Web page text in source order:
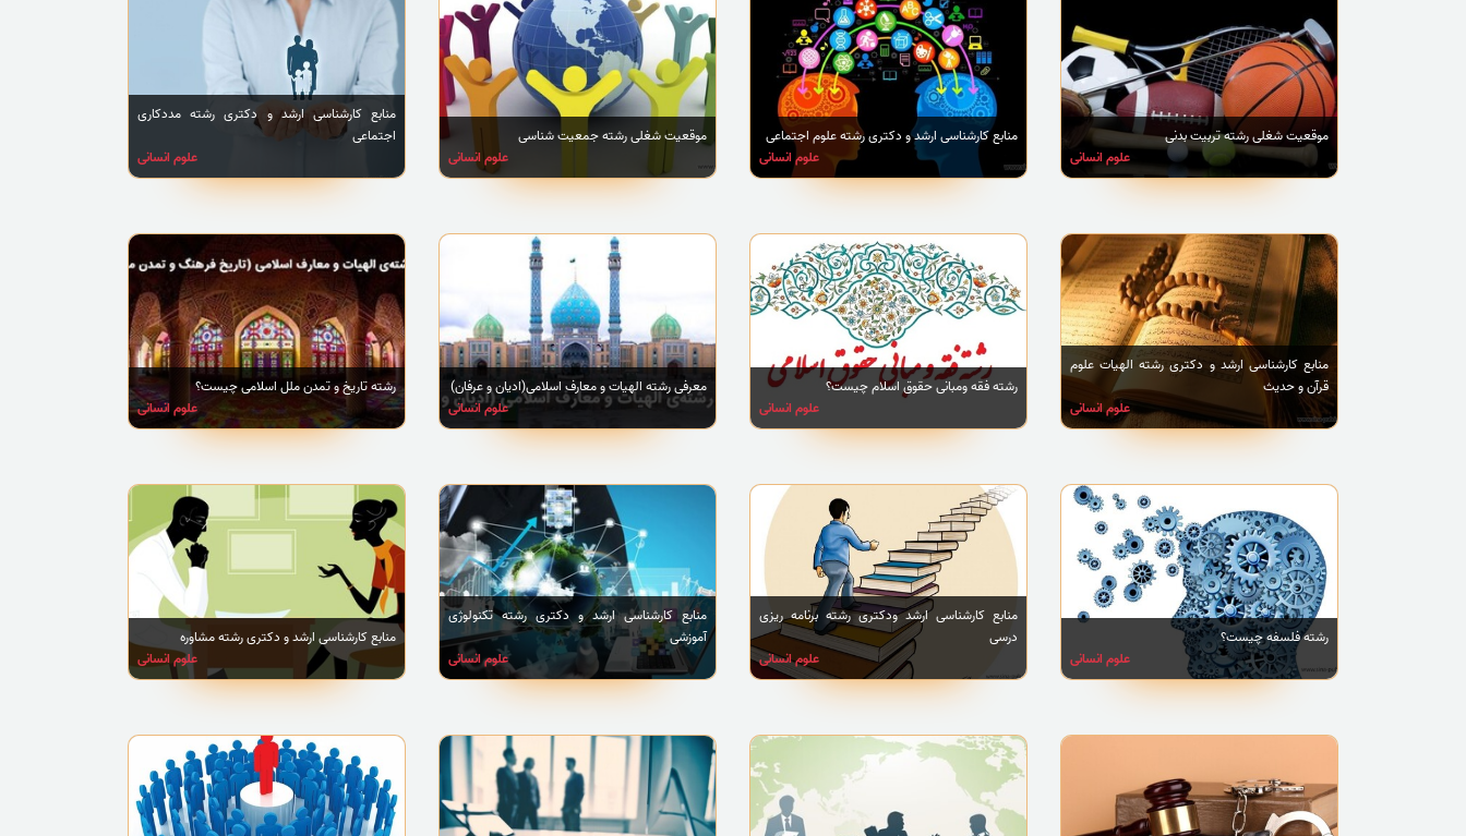
موقعیت شغلی رشته تربیت بدنی
علوم انسانی
منابع کارشناسی ارشد و دکتری رشته علوم اجتماعی
علوم انسانی
موقعیت شغلی رشته جمعیت شناسی
علوم انسانی
منابع کارشناسی ارشد و دکتری رشته مددکاری
اجتماعی
علوم انسانی
منابع کارشناسی ارشد و دکتری رشته الهیات علوم
قرآن و حدیث
علوم انسانی
رشته فقه ومبانی حقوق اسلام چیست؟
علوم انسانی
معرفی رشته الهیات و معارف اسلامی(ادیان و عرفان)
علوم انسانی
رشته تاریخ و تمدن ملل اسلامی چیست؟
علوم انسانی
رشته فلسفه چیست؟
علوم انسانی
منابع کارشناسی ارشد ودکتری رشته برنامه ریزی
درسی
علوم انسانی
منابع کارشناسی ارشد و دکتری رشته تکنولوژی
آموزشی
علوم انسانی
منابع کارشناسی ارشد و دکتری رشته مشاوره
علوم انسانی